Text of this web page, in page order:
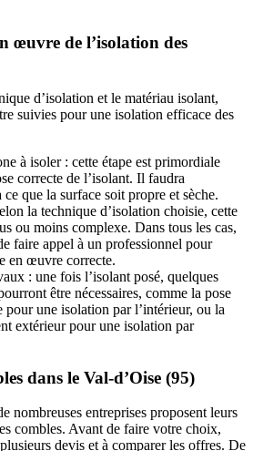
œuvre de l’isolation des
d’isolation et le matériau isolant,
suivies pour une isolation efficace des
à isoler : cette étape est primordiale
correcte de l’isolant. Il faudra
que la surface soit propre et sèche.
la technique d’isolation choisie, cette
ou moins complexe. Dans tous les cas,
faire appel à un professionnel pour
en œuvre correcte.
: une fois l’isolant posé, quelques
être nécessaires, comme la pose
pour une isolation par l’intérieur, ou la
extérieur pour une isolation par
dans le Val-d’Oise (95)
nombreuses entreprises proposent leurs
combles. Avant de faire votre choix,
devis et à comparer les offres. De